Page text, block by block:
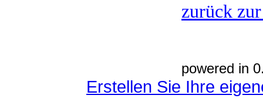
zurück
powered in
Erstellen Sie Ihre